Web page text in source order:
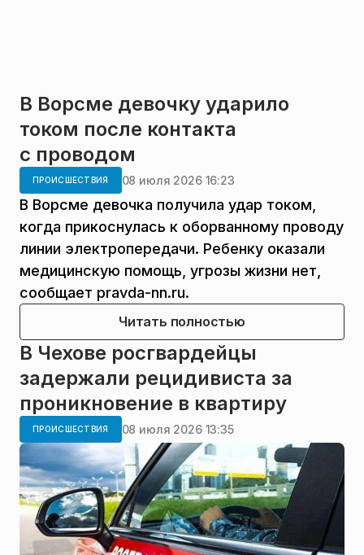
В Ворсме девочку ударило
током после контакта
с проводом
ПРОИСШЕСТВИЯ 08 июля 2026 16:23
В Ворсме девочка получила удар током,
когда прикоснулась к оборванному проводу
линии электропередачи. Ребенку оказали
медицинскую помощь, угрозы жизни нет,
сообщает pravda-nn.ru.
Читать полностью
В Чехове росгвардейцы
задержали рецидивиста за
проникновение в квартиру
ПРОИСШЕСТВИЯ 08 июля 2026 13:35